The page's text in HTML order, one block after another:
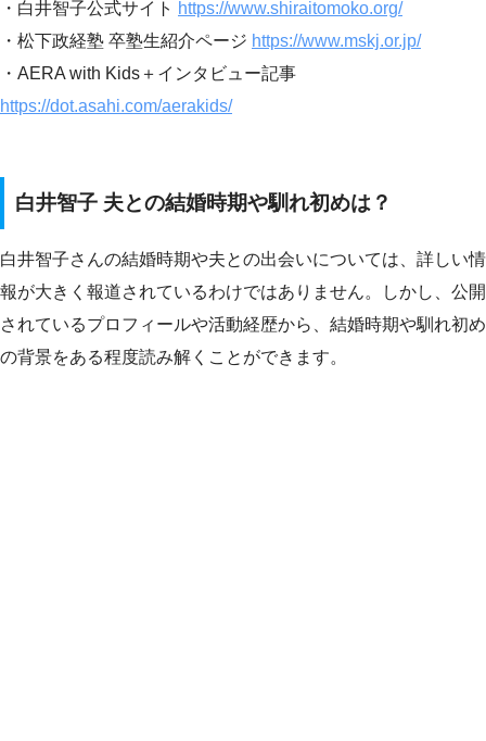
・白井智子公式サイト https://www.shiraitomoko.org/
・松下政経塾 卒塾生紹介ページ https://www.mskj.or.jp/
・AERA with Kids＋インタビュー記事
https://dot.asahi.com/aerakids/
白井智子 夫との結婚時期や馴れ初めは？
白井智子さんの結婚時期や夫との出会いについては、詳しい情
報が大きく報道されているわけではありません。しかし、公開
されているプロフィールや活動経歴から、結婚時期や馴れ初め
の背景をある程度読み解くことができます。